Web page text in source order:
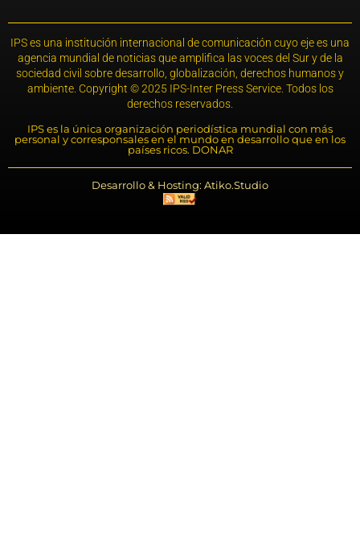
IPS es una institución internacional de comunicación cuyo eje es una
agencia mundial de noticias que amplifica las voces del Sur y de la
sociedad civil sobre desarrollo, globalización, derechos humanos y
ambiente. Copyright © 2025 IPS-Inter Press Service. Todos los
derechos reservados.
IPS es la única organización periodística mundial con más
personal y corresponsales en el mundo en desarrollo que en los
países ricos. DONAR
Desarrollo & Hosting: Atiko.Studio